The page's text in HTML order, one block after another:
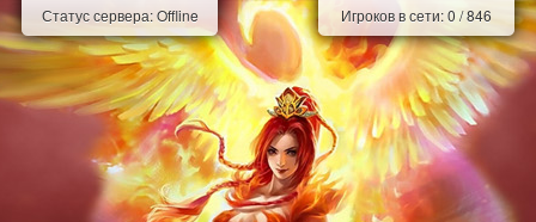
Статус сервера:Offline Игроков в сети:0 /846